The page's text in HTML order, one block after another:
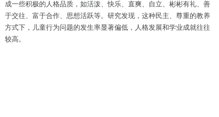
成一些积极的人格品质，如活泼、快乐、直爽、自立、彬彬有礼、善
于交往、富于合作、思想活跃等。研究发现，这种民主、尊重的教养
方式下，儿童行为问题的发生率显著偏低，人格发展和学业成就往往
较高。‍